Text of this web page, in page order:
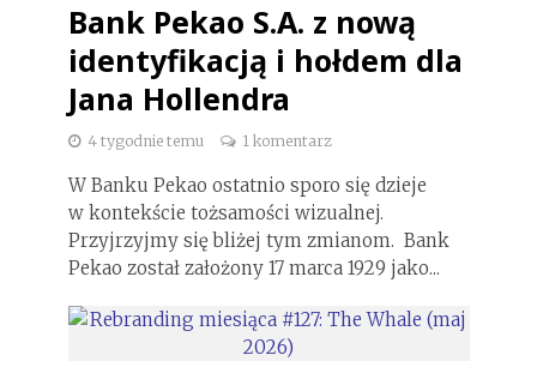
Bank Pekao S.A. z nową
identyfikacją i hołdem dla
Jana Hollendra
4 tygodnie temu 1 komentarz
W Banku Pekao ostatnio sporo się dzieje
w kontekście tożsamości wizualnej.
Przyjrzyjmy się bliżej tym zmianom. Bank
Pekao został założony 17 marca 1929 jako...